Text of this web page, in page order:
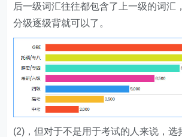
后一级词汇往往都包含了上一级的词汇
分级逐级背就可以了。
(2)，但对于不是用于考试的人来说，选